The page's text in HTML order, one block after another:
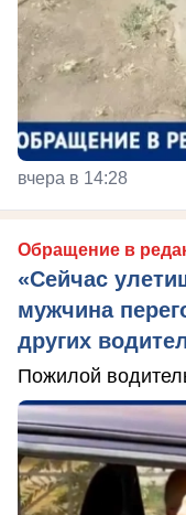
вчера в 14:28
Обращение в
«Сейчас
мужчина
других
Пожилой